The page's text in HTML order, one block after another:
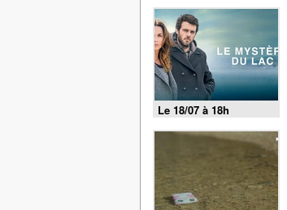
Le 18/07 à 18h